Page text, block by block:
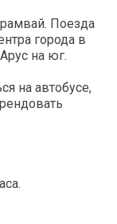
Поезда
города в
на юг.
на автобусе,